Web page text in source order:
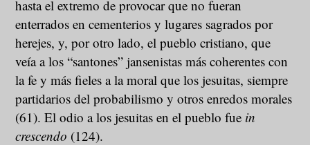
hasta el extremo de provocar que no fueran
enterrados en cementerios y lugares sagrados por
herejes, y, por otro lado, el pueblo cristiano, que
veía a los “santones” jansenistas más coherentes con
la fe y más fieles a la moral que los jesuitas, siempre
partidarios del probabilismo y otros enredos morales
(61). El odio a los jesuitas en el pueblo fue in
crescendo (124).